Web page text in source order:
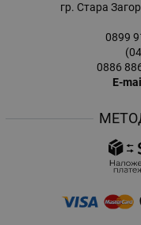
гр. Стара
0899
0886
E-